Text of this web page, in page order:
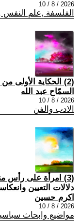
2026 / 8 / 10
الفلسفة ,علم النفس
(2) الحكاية الأولى من سيرتي الذاتية، 26
السمّاح عبد الله
2026 / 8 / 10
الادب والفن
(3) امرأة على رأس
دلالات التعيين
اكرم حسين
2026 / 8 / 10
مواضيع وابحاث